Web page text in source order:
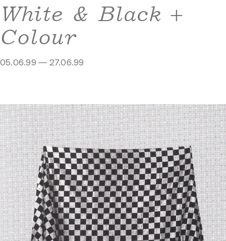
White & Black +
Colour
05.06.99 — 27.06.99